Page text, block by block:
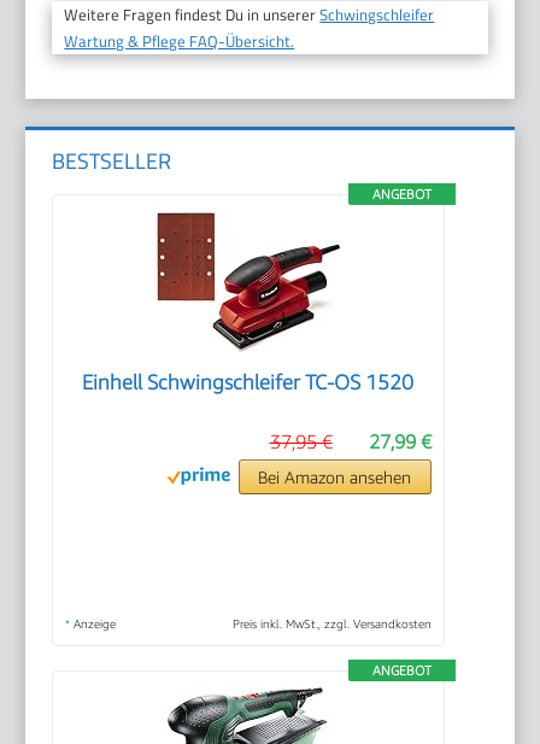
Weitere Fragen findest Du in unsererSchwingschleifer
Wartung & Pflege FAQ-Übersicht.
BESTSELLER
ANGEBOT
Einhell Schwingschleifer TC-OS 1520
27,99 €
37,95 €
Bei Amazon ansehen
* Anzeige Preis inkl. MwSt., zzgl. Versandkosten
ANGEBOT